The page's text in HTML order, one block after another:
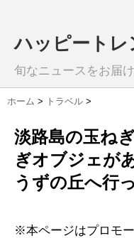
ハッピートレ
旬なニュースをお届
ホーム > トラベル >
淡路島の玉ね
ぎオブジェが
うずの丘へ行
※本ページはプロモ